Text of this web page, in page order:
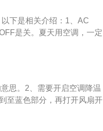
，非常舒适。而手动空调，
达到恒温的。在夏天炎热
动工作，吹出冷风。冬季使
因压缩机运转产生不必要的
下是相关介绍：1、AC
是关。夏天用空调，一定
液化后汽化，并吸收空气
发动机工作时产生的热
散出的热量送入车内，形
思。2、需要开启空调降温
至蓝色部分，再打开风扇开
冷风在出风口吹出。3、